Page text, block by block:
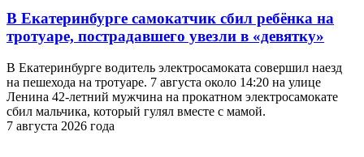
В Екатеринбурге самокатчик сбил ребёнка на
тротуаре, пострадавшего увезли в «девятку»
В Екатеринбурге водитель электросамоката совершил наезд
на пешехода на тротуаре. 7 августа около 14:20 на улице
Ленина 42-летний мужчина на прокатном электросамокате
сбил мальчика, который гулял вместе с мамой.
7 августа 2026 года